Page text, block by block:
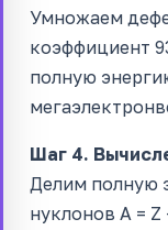
Умножаем
коэффициент
полную
Шаг 4.
Делим полную
нуклонов A =